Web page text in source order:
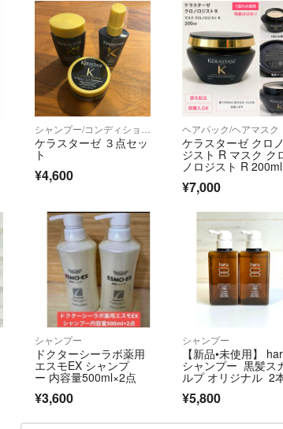
ケラスターゼ ３点セッ
ト
¥4,600
ヘアパック/ヘアマスク
ケラスターゼ クロ
ジスト R マスク ク
ノロジスト R 200ml
¥7,000
シャンプー
ドクターシーラボ薬用
エスモEX シャンプ
ー 内容量500ml×2点
¥3,600
シャンプー
【新品•未使用】
シャンプー 黒髪ス
ルプ オリジナル 2
¥5,800